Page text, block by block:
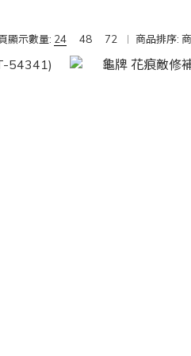
顯示數量: 24 48 72 商品排序: